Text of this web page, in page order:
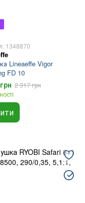
1348870
Lineaeffe Vigor
FD 10
2 317 грн